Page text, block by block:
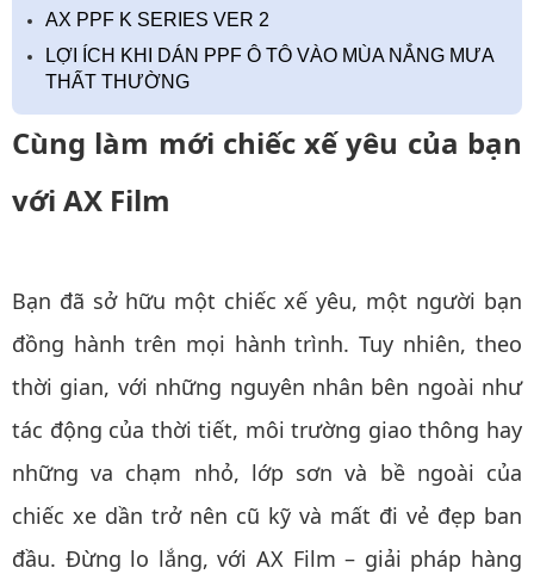
AX PPF K SERIES VER 2
LỢI ÍCH KHI DÁN PPF Ô TÔ VÀO MÙA NẮNG MƯA
THẤT THƯỜNG
Cùng làm mới chiếc xế yêu của bạn
với AX Film
Bạn đã sở hữu một chiếc xế yêu, một người bạn
đồng hành trên mọi hành trình. Tuy nhiên, theo
thời gian, với những nguyên nhân bên ngoài như
tác động của thời tiết, môi trường giao thông hay
những va chạm nhỏ, lớp sơn và bề ngoài của
chiếc xe dần trở nên cũ kỹ và mất đi vẻ đẹp ban
đầu. Đừng lo lắng, với AX Film – giải pháp hàng